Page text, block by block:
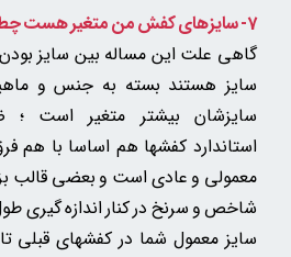
7- سایزهای کفش من متغیر هست چطور سایز انتخاب کنم؟
گاهی علت این مساله بین سایز
سایز هستند بسته به جنس و
سایزشان بیشتر متغیر است ؛
استاندارد کفشها هم اساسا با هم
معمولی و عادی است و بعضی قالب
شاخص و سرنخ در کنار اندازه گیری
سایز معمول شما در کفشهای قبلی